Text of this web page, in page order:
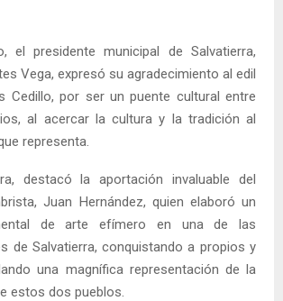
el presidente municipal de Salvatierra,
Vega, expresó su agradecimiento al edil
Cedillo, por ser un puente cultural entre
al acercar la cultura y la tradición al
representa.
destacó la aportación invaluable del
Juan Hernández, quien elaboró un
de arte efímero en una de las
de Salvatierra, conquistando a propios y
una magnífica representación de la
estos dos pueblos.